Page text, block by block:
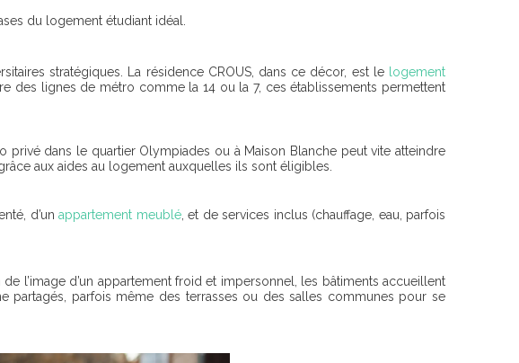
du logement étudiant idéal.
stratégiques. La résidence CROUS, dans ce décor, est le
logement
des lignes de métro comme la 14 ou la 7, ces établissements permettent
privé dans le quartier Olympiades ou à Maison Blanche peut vite atteindre
aux aides au logement auxquelles ils sont éligibles.
d’unappartement meublé, et de services inclus (chauffage, eau, parfois
de l’image d’un appartement froid et impersonnel, les bâtiments accueillent
partagés, parfois même des terrasses ou des salles communes pour se